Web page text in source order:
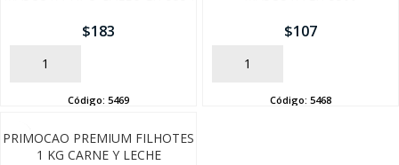
$183
AÑADIR
Código: 5469
$107
AÑADIR
Código: 5468
PRIMOCAO PREMIUM FILHOTES
1 KG CARNE Y LECHE